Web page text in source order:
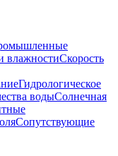
влажностиСкорость
Гидрологическое
водыСолнечная
Сопутствующие